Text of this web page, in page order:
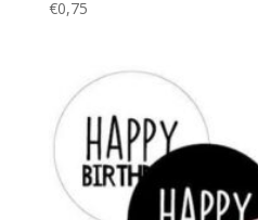
€0,75